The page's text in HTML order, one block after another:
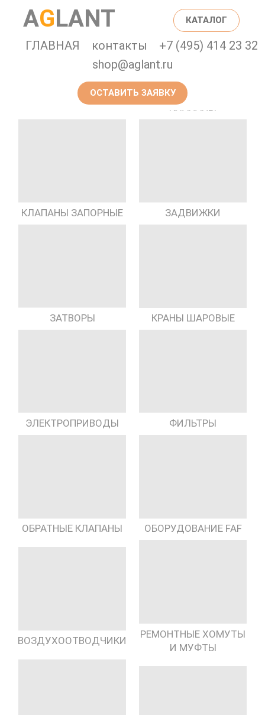
AGLANT КАТАЛОГ
ГЛАВНАЯ контакты
+7 (495) 414 23 32
shop@aglant.ru
ОСТАВИТЬ ЗАЯВКУ
ГИДРАНТЫ
ПРЕДОХРАНИТЕЛЬНЫЕ
КЛАПАНЫ
КЛАПАНЫ ЗАПОРНЫЕ ЗАДВИЖКИ
ЗАТВОРЫ КРАНЫ ШАРОВЫЕ
ЭЛЕКТРОПРИВОДЫ ФИЛЬТРЫ
ОБРАТНЫЕ КЛАПАНЫ ОБОРУДОВАНИЕ FAF
ВОЗДУХООТВОДЧИКИ
РЕМОНТНЫЕ ХОМУТЫ
И МУФТЫ